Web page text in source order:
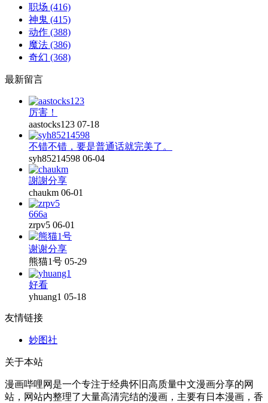
职场 (416)
神鬼 (415)
动作 (388)
魔法 (386)
奇幻 (368)
最新留言
厉害！
aastocks123 07-18
不错不错，要是普通话就完美了。
syh85214598 06-04
謝謝分享
chaukm 06-01
666a
zrpv5 06-01
谢谢分享
熊猫1号 05-29
好看
yhuang1 05-18
友情链接
妙图社
关于本站
漫画哔哩网是一个专注于经典怀旧高质量中文漫画分享的网
站，网站内整理了大量高清完结的漫画，主要有日本漫画，香